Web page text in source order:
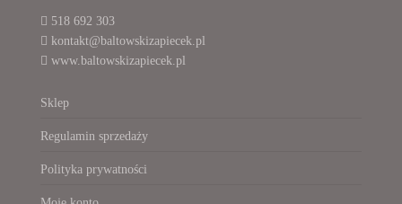
518 692 303
kontakt@baltowskizapiecek.pl
www.baltowskizapiecek.pl
Sklep
Regulamin sprzedaży
Polityka prywatności